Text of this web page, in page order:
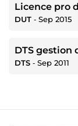
Licence pro
DUT ‐ Sep 2015
DTS gestion
DTS ‐ Sep 2011